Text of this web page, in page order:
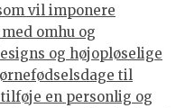
vil imponere
omhu og
og højopløselige
til
en personlig og